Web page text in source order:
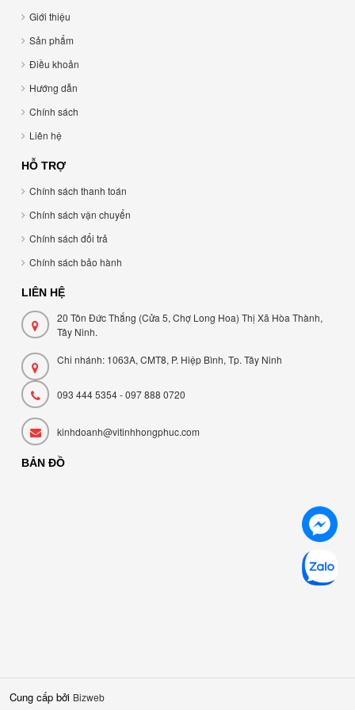
Giới thiệu
Sản phẩm
Điều khoản
Hướng dẫn
Chính sách
Liên hệ
HỖ TRỢ
Chính sách thanh toán
Chính sách vận chuyển
Chính sách đổi trả
Chính sách bảo hành
LIÊN HỆ
20 Tôn Đức Thắng (Cửa 5, Chợ Long Hoa) Thị Xã Hòa Thành,
Tây Ninh.
Chi nhánh: 1063A, CMT8, P. Hiệp Bình, Tp. Tây Ninh
093 444 5354 - 097 888 0720
kinhdoanh@vitinhhongphuc.com
BẢN ĐỒ
Cung cấp bởi Bizweb